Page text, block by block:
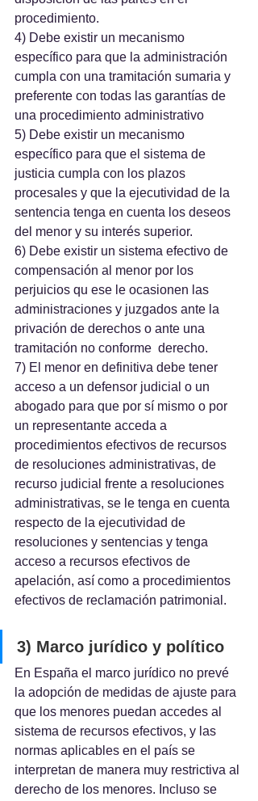
procedimiento.
4) Debe existir un mecanismo
específico para que la administración
cumpla con una tramitación sumaria y
preferente con todas las garantías de
una procedimiento administrativo
5) Debe existir un mecanismo
específico para que el sistema de
justicia cumpla con los plazos
procesales y que la ejecutividad de la
sentencia tenga en cuenta los deseos
del menor y su interés superior.
6) Debe existir un sistema efectivo de
compensación al menor por los
perjuicios qu ese le ocasionen las
administraciones y juzgados ante la
privación de derechos o ante una
tramitación no conforme  derecho.
7) El menor en definitiva debe tener
acceso a un defensor judicial o un
abogado para que por sí mismo o por
un representante acceda a
procedimientos efectivos de recursos
de resoluciones administrativas, de
recurso judicial frente a resoluciones
administrativas, se le tenga en cuenta
respecto de la ejecutividad de
resoluciones y sentencias y tenga
acceso a recursos efectivos de
apelación, así como a procedimientos
efectivos de reclamación patrimonial.
3) Marco jurídico y político
En España el marco jurídico no prevé
la adopción de medidas de ajuste para
que los menores puedan accedes al
sistema de recursos efectivos, y las
normas aplicables en el país se
interpretan de manera muy restrictiva al
derecho de los menores. Incluso se